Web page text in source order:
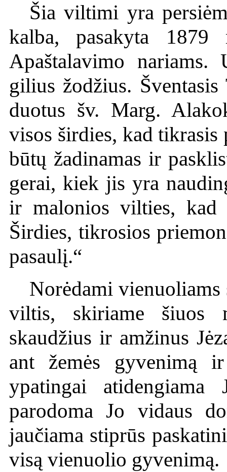
Šia viltimi yra
kalba, pasakyta
Apaštalavimo nariams.
gilius žodžius.
duotus šv. Marg.
visos širdies, kad tikrasis
būtų žadinamas ir
gerai, kiek jis yra
ir malonios vilties, kad
Širdies, tikrosios
pasaulį.“
Norėdami
viltis, skiriame šiuos
skaudžius ir amžinus
ant žemės gyvenimą
ypatingai
parodoma Jo vidaus
jaučiama stiprūs
visą vienuolio gyvenimą.